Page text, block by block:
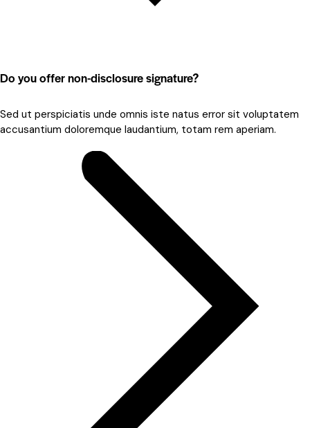
Do you offer non-disclosure signature?
Sed ut perspiciatis unde omnis iste natus error sit voluptatem
accusantium doloremque laudantium, totam rem aperiam.